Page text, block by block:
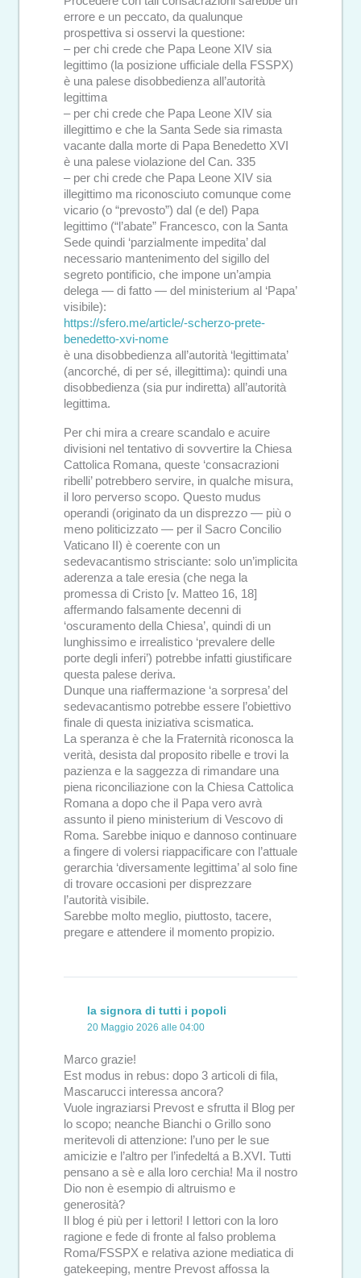
errore e un peccato, da qualunque
prospettiva si osservi la questione:
– per chi crede che Papa Leone XIV sia
legittimo (la posizione ufficiale della FSSPX)
è una palese disobbedienza all’autorità
legittima
– per chi crede che Papa Leone XIV sia
illegittimo e che la Santa Sede sia rimasta
vacante dalla morte di Papa Benedetto XVI
è una palese violazione del Can. 335
– per chi crede che Papa Leone XIV sia
illegittimo ma riconosciuto comunque come
vicario (o “prevosto”) dal (e del) Papa
legittimo (“l’abate” Francesco, con la Santa
Sede quindi ‘parzialmente impedita’ dal
necessario mantenimento del sigillo del
segreto pontificio, che impone un’ampia
delega — di fatto — del ministerium al ‘Papa’
visibile):
https://sfero.me/article/-scherzo-prete-
benedetto-xvi-nome
è una disobbedienza all’autorità ‘legittimata’
(ancorché, di per sé, illegittima): quindi una
disobbedienza (sia pur indiretta) all’autorità
legittima.
Per chi mira a creare scandalo e acuire
divisioni nel tentativo di sovvertire la Chiesa
Cattolica Romana, queste ‘consacrazioni
ribelli’ potrebbero servire, in qualche misura,
il loro perverso scopo. Questo mudus
operandi (originato da un disprezzo — più o
meno politicizzato — per il Sacro Concilio
Vaticano II) è coerente con un
sedevacantismo strisciante: solo un’implicita
aderenza a tale eresia (che nega la
promessa di Cristo [v. Matteo 16, 18]
affermando falsamente decenni di
‘oscuramento della Chiesa’, quindi di un
lunghissimo e irrealistico ‘prevalere delle
porte degli inferi’) potrebbe infatti giustificare
questa palese deriva.
Dunque una riaffermazione ‘a sorpresa’ del
sedevacantismo potrebbe essere l’obiettivo
finale di questa iniziativa scismatica.
La speranza è che la Fraternità riconosca la
verità, desista dal proposito ribelle e trovi la
pazienza e la saggezza di rimandare una
piena riconciliazione con la Chiesa Cattolica
Romana a dopo che il Papa vero avrà
assunto il pieno ministerium di Vescovo di
Roma. Sarebbe iniquo e dannoso continuare
a fingere di volersi riappacificare con l’attuale
gerarchia ‘diversamente legittima’ al solo fine
di trovare occasioni per disprezzare
l’autorità visibile.
Sarebbe molto meglio, piuttosto, tacere,
pregare e attendere il momento propizio.
la signora di tutti i popoli
20 Maggio 2026 alle 04:00
Marco grazie!
Est modus in rebus: dopo 3 articoli di fila,
Mascarucci interessa ancora?
Vuole ingraziarsi Prevost e sfrutta il Blog per
lo scopo; neanche Bianchi o Grillo sono
meritevoli di attenzione: l’uno per le sue
amicizie e l’altro per l’infedeltá a B.XVI. Tutti
pensano a sè e alla loro cerchia! Ma il nostro
Dio non è esempio di altruismo e
generosità?
Il blog é più per i lettori! I lettori con la loro
ragione e fede di fronte al falso problema
Roma/FSSPX e relativa azione mediatica di
gatekeeping, mentre Prevost affossa la